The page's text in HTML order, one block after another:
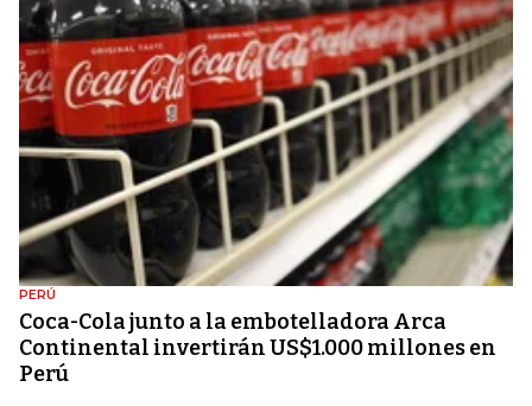
PERÚ
Coca-Cola junto a la embotelladora Arca
Continental invertirán US$1.000 millones en
Perú